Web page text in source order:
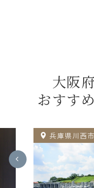
大阪
おすす
兵庫県川西市